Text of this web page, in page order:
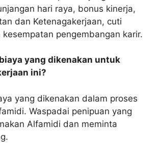
hari raya, bonus kinerja,
dan Ketenagakerjaan, cuti
pengembangan karir.
yang dikenakan untuk
ini?
yang dikenakan dalam proses
Waspadai penipuan yang
Alfamidi dan meminta